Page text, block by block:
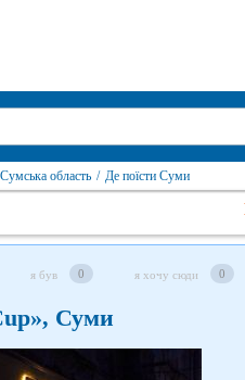
область / Де поїсти Суми
я був 0 я хочу сюди 0
Суми